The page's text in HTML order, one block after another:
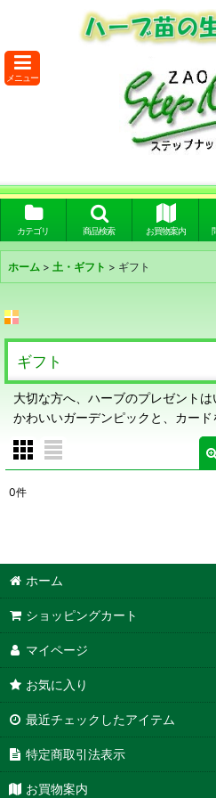
メニュー
カテゴリ 商品検索 お買物案内
ホーム > 土・ギフト > ギフト
ギフト
大切な方へ、ハーブのプレゼントは
かわいいガーデンピックと、カード
表示数
並び順:
絞り込
0件
ホーム
ショッピングカート
マイページ
お気に入り
最近チェックしたアイテム
特定商取引法表示
お買物案内